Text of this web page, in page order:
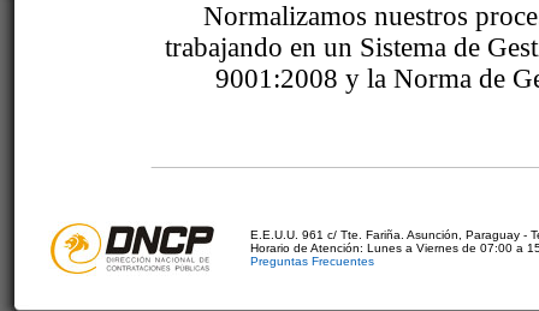
Normalizamos nuestros
trabajando en un Sistema de
9001:2008 y la Norma de
E.E.U.U. 961 c/ Tte. Fariña. Asunción, Paraguay -
Horario de Atención: Lunes a Viernes de 07:00 a
Preguntas Frecuentes